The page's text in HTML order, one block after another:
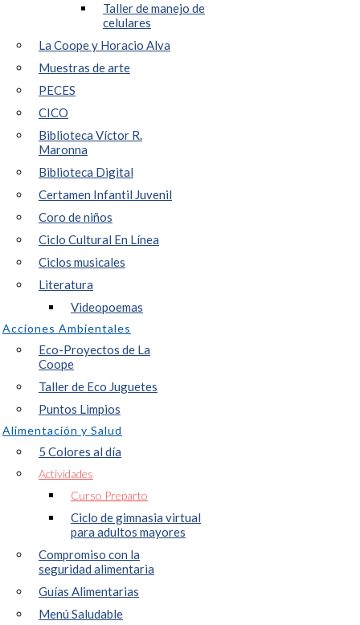
Taller de manejo de
celulares
La Coope y Horacio Alva
Muestras de arte
PECES
CICO
Biblioteca Víctor R.
Maronna
Biblioteca Digital
Certamen Infantil Juvenil
Coro de niños
Ciclo Cultural En Línea
Ciclos musicales
Literatura
Videopoemas
Acciones Ambientales
Eco-Proyectos de La
Coope
Taller de Eco Juguetes
Puntos Limpios
Alimentación y Salud
5 Colores al día
Actividades
Curso Preparto
Ciclo de gimnasia virtual
para adultos mayores
Compromiso con la
seguridad alimentaria
Guías Alimentarias
Menú Saludable